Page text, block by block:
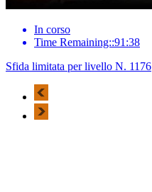
In corso
Time Remaining::91:38
Sfida limitata per livello N. 1176